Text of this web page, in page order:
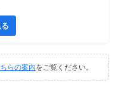
らの案内をご覧ください。